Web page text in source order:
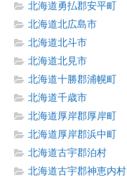
北海道勇払郡安平町
北海道北広島市
北海道北斗市
北海道北見市
北海道十勝郡浦幌町
北海道千歳市
北海道厚岸郡厚岸町
北海道厚岸郡浜中町
北海道古宇郡泊村
北海道古宇郡神恵内村